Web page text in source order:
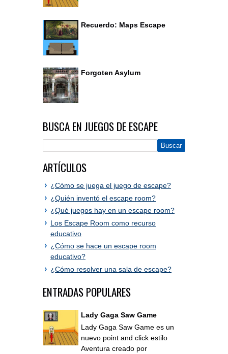
Recuerdo: Maps Escape
Forgoten Asylum
BUSCA EN JUEGOS DE ESCAPE
ARTÍCULOS
¿Cómo se juega el juego de escape?
¿Quién inventó el escape room?
¿Qué juegos hay en un escape room?
Los Escape Room como recurso
educativo
¿Cómo se hace un escape room
educativo?
¿Cómo resolver una sala de escape?
ENTRADAS POPULARES
Lady Gaga Saw Game
Lady Gaga Saw Game es un
nuevo point and click estilo
Aventura creado por